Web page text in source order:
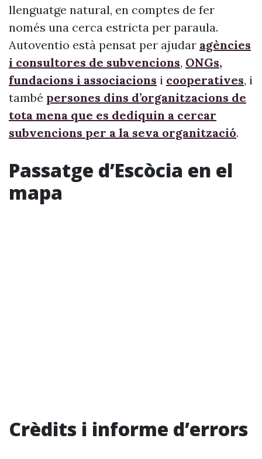
llenguatge natural, en comptes de fer
només una cerca estricta per paraula.
Autoventio està pensat per ajudar agències
i consultores de subvencions, ONGs,
fundacions i associacions i cooperatives, i
també persones dins d’organitzacions de
tota mena que es dediquin a cercar
subvencions per a la seva organització.
Passatge d’Escòcia en el
mapa
Crèdits i informe d’errors